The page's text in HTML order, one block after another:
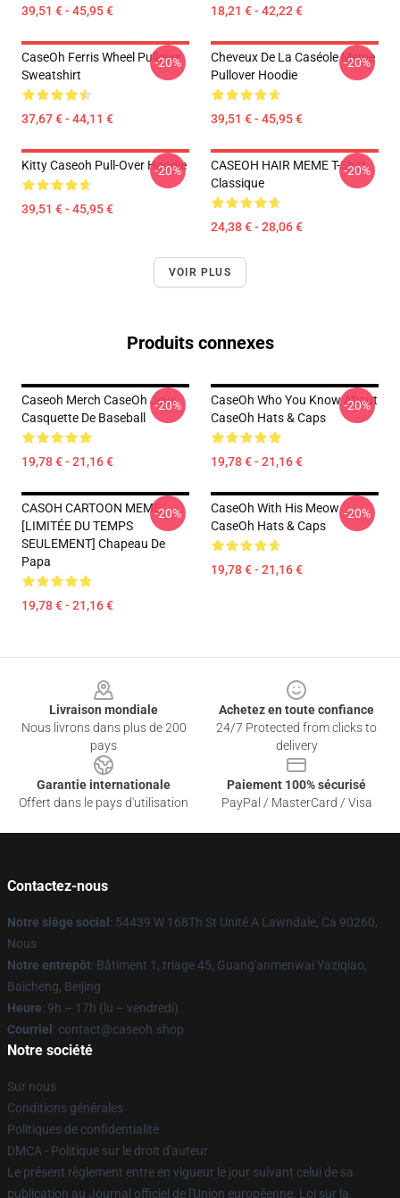
39,51 € - 45,95 € 18,21 € - 42,22 €
CaseOh Ferris Wheel Pullover
Sweatshirt
37,67 € - 44,11 €
-20%
Cheveux De La Caséole Meme
Pullover Hoodie
39,51 € - 45,95 €
-20%
Kitty Caseoh Pull-Over Hoodie
39,51 € - 45,95 €
-20%
CASEOH HAIR MEME T-Shirt
Classique
24,38 € - 28,06 €
-20%
VOIR PLUS
Produits connexes
Caseoh Merch CaseOh Jeux
Casquette De Baseball
19,78 € - 21,16 €
-20%
CaseOh Who You Know About
CaseOh Hats & Caps
19,78 € - 21,16 €
-20%
CASOH CARTOON MEME
[LIMITÉE DU TEMPS
SEULEMENT] Chapeau De
Papa
19,78 € - 21,16 €
-20%
CaseOh With His Meow
CaseOh Hats & Caps
19,78 € - 21,16 €
-20%
Livraison mondiale
Nous livrons dans plus de 200
pays
Achetez en toute confiance
24/7 Protected from clicks to
delivery
Garantie internationale
Offert dans le pays d'utilisation
Paiement 100% sécurisé
PayPal / MasterCard / Visa
Contactez-nous
Notre siège social : 54439 W 168Th St Unité A Lawndale, Ca 90260,
Nous
Notre entrepôt: Bâtiment 1, triage 45, Guang'anmenwai Yaziqiao,
Baicheng, Beijing
Heure: 9h – 17h (lu – vendredi)
Courriel : contact@caseoh.shop
Notre société
Sur nous
Conditions générales
Politiques de confidentialité
DMCA - Politique sur le droit d'auteur
Le présent règlement entre en vigueur le jour suivant celui de sa
publication au Journal officiel de l'Union européenne. Loi sur la